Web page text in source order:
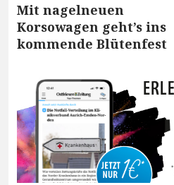
Mit nagelneuen
Korsowagen geht’s ins
kommende Blütenfest